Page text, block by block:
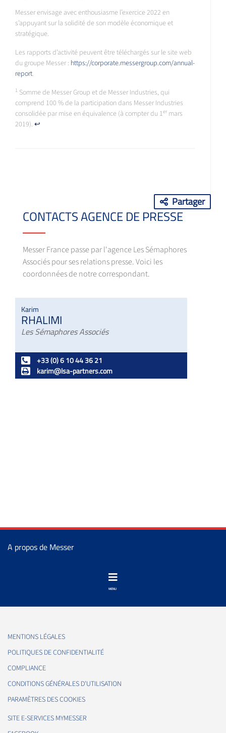
CONTACTS AGENCE DE PRESSE
Messer France passe par l'agence Les Sémaphores
Associés pour ses relations presse. Voici les
coordonnées de notre correspondant.
Karim
RHALIMI
Les Sémaphores Associés
+33 (0) 6 10 44 36 21
karim@lsa-partners.com
Messer envisage avec enthousiasme l’exercice 2022 en
s’appuyant sur la solidité de son modèle économique et
stratégique.
Les rapports d’activité peuvent être téléchargés sur le site web
du groupe Messer : https://corporate.messergroup.com/annual-
report.
1 Somme de Messer Group et de Messer Industries, qui
comprend 100 % de la participation dans Messer Industries
consolidée par mise en équivalence (à compter du 1er mars
2019). ↩
Partager
A propos de Messer
MENTIONS LÉGALES
POLITIQUES DE CONFIDENTIALITÉ
COMPLIANCE
CONDITIONS GÉNÉRALES D'UTILISATION
PARAMÈTRES DES COOKIES
SITE E-SERVICES MYMESSER